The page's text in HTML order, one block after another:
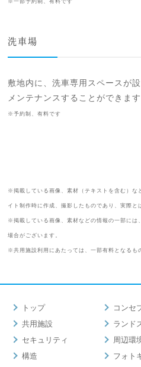
洗車場
敷地内に、洗車専用スペースが
メンテナンスすることができます
※予約制、有料です
※掲載している画像、素材（テキストを含む）な
イト制作時に作成、撮影したものであり、実際と
※掲載している画像、素材などの情報の一部には
場合がございます。
※共用施設利用にあたっては、一部有料となるも
トップ
コンセ
共用施設
ランド
セキュリティ
周辺環
構造
フォト